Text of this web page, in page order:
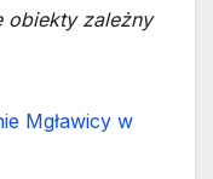
obiekty zależny